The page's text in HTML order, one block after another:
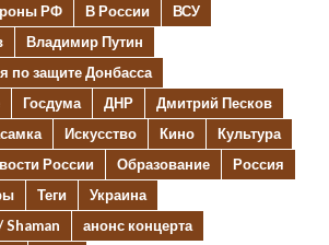
РФ
В России
ВСУ
Владимир Путин
по защите Донбасса
Госдума ДНР
Дмитрий Песков
Искусство Кино
Культура
России Образование
Россия
Теги
Украина
анонс концерта